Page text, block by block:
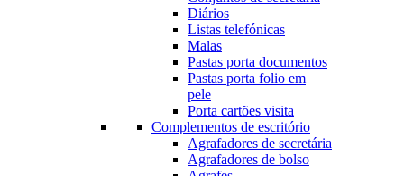
Diários
Listas telefónicas
Malas
Pastas porta documentos
Pastas porta folio em
pele
Porta cartões visita
Complementos de escritório
Agrafadores de secretária
Agrafadores de bolso